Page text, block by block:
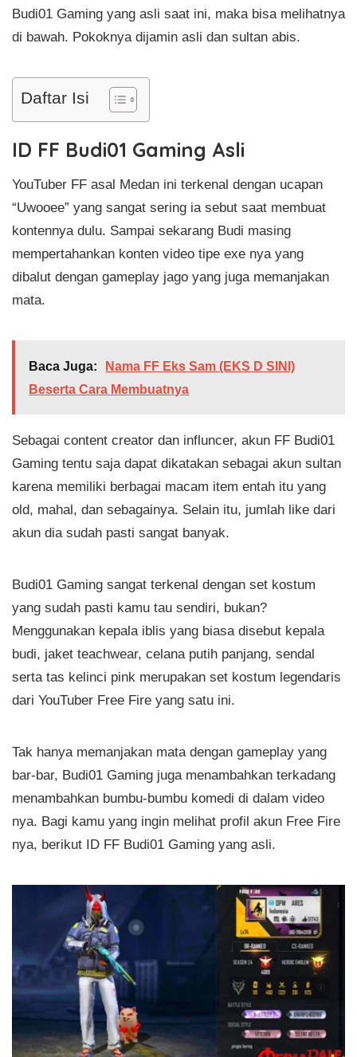
Budi01 Gaming yang asli saat ini, maka bisa melihatnya
di bawah. Pokoknya dijamin asli dan sultan abis.
Daftar Isi
ID FF Budi01 Gaming Asli
YouTuber FF asal Medan ini terkenal dengan ucapan
“Uwooee” yang sangat sering ia sebut saat membuat
kontennya dulu. Sampai sekarang Budi masing
mempertahankan konten video tipe exe nya yang
dibalut dengan gameplay jago yang juga memanjakan
mata.
Baca Juga:
Nama FF Eks Sam (EKS D SINI)
Beserta Cara Membuatnya
Sebagai content creator dan influncer, akun FF Budi01
Gaming tentu saja dapat dikatakan sebagai akun sultan
karena memiliki berbagai macam item entah itu yang
old, mahal, dan sebagainya. Selain itu, jumlah like dari
akun dia sudah pasti sangat banyak.
Budi01 Gaming sangat terkenal dengan set kostum
yang sudah pasti kamu tau sendiri, bukan?
Menggunakan kepala iblis yang biasa disebut kepala
budi, jaket teachwear, celana putih panjang, sendal
serta tas kelinci pink merupakan set kostum legendaris
dari YouTuber Free Fire yang satu ini.
Tak hanya memanjakan mata dengan gameplay yang
bar-bar, Budi01 Gaming juga menambahkan terkadang
menambahkan bumbu-bumbu komedi di dalam video
nya. Bagi kamu yang ingin melihat profil akun Free Fire
nya, berikut ID FF Budi01 Gaming yang asli.